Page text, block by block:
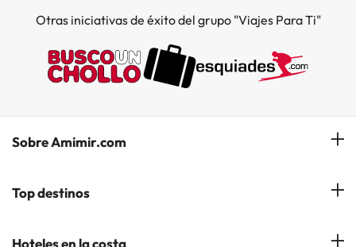
Otras iniciativas de éxito del grupo "Viajes Para Ti"
Sobre Amimir.com
¿Quiénes somos?
Top destinos
Hoteles en Salou